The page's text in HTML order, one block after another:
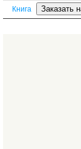
Книга